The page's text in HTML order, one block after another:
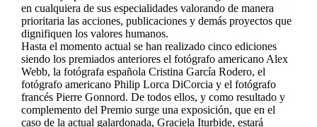
en cualquiera de sus especialidades valorando de manera
prioritaria las acciones, publicaciones y demás proyectos que
dignifiquen los valores humanos.
Hasta el momento actual se han realizado cinco ediciones
siendo los premiados anteriores el fotógrafo americano Alex
Webb, la fotógrafa española Cristina García Rodero, el
fotógrafo americano Philip Lorca DiCorcia y el fotógrafo
francés Pierre Gonnord. De todos ellos, y como resultado y
complemento del Premio surge una exposición, que en el
caso de la actual galardonada, Graciela Iturbide, estará